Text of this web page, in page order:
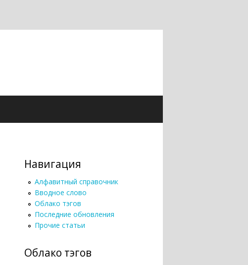
Навигация
Алфавитный справочник
Вводное слово
Облако тэгов
Последние обновления
Прочие статьи
Облако тэгов